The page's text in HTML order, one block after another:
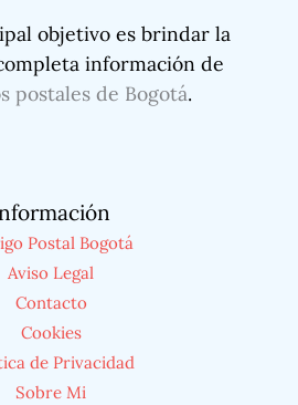
objetivo es brindar la
información de
postales de Bogotá.
Postal Bogotá
Aviso Legal
Contacto
Cookies
de Privacidad
Sobre Mi